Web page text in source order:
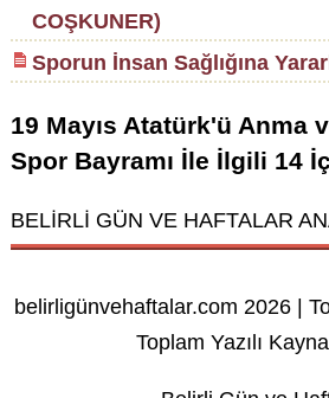
COŞKUNER)
Sporun İnsan Sağlığına
19 Mayıs Atatürk'ü Anma
Spor Bayramı İle İlgili 14
BELİRLİ GÜN VE HAFTALAR
belirligünvehaftalar.com 2026 |
Toplam Yazılı